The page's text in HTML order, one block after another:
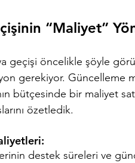
“Maliyet”
geçişi öncelikle şöyle
gerekiyor. Güncelleme
bütçesinde bir maliyet
özetledik.
destek süreleri ve